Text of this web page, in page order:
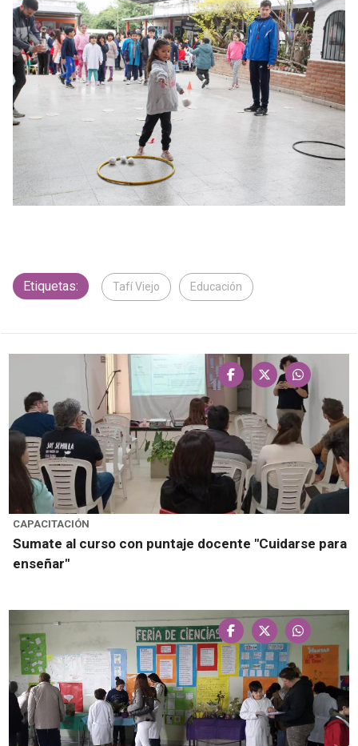
Etiquetas: Tafí Viejo Educación
CAPACITACIÓN
Sumate al curso con puntaje docente "Cuidarse para
enseñar"